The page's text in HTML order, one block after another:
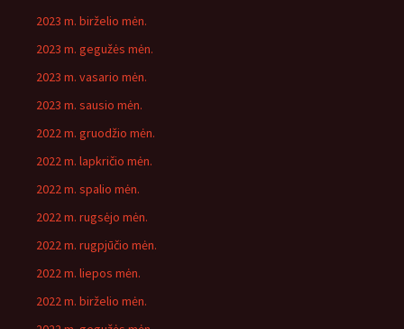
2023 m. birželio mėn.
2023 m. gegužės mėn.
2023 m. vasario mėn.
2023 m. sausio mėn.
2022 m. gruodžio mėn.
2022 m. lapkričio mėn.
2022 m. spalio mėn.
2022 m. rugsėjo mėn.
2022 m. rugpjūčio mėn.
2022 m. liepos mėn.
2022 m. birželio mėn.